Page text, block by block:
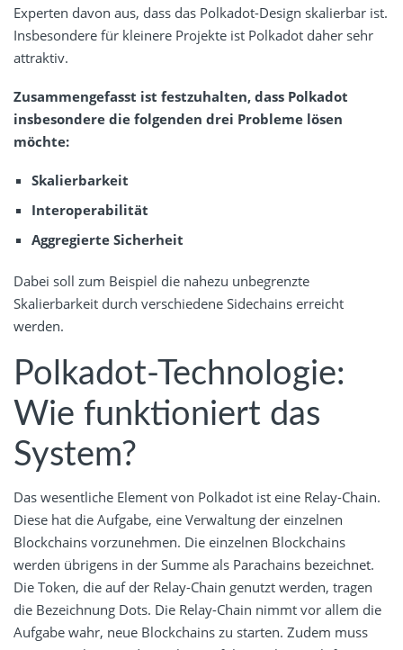
Experten davon aus, dass das Polkadot-Design skalierbar ist.
Insbesondere für kleinere Projekte ist Polkadot daher sehr
attraktiv.
Zusammengefasst ist festzuhalten, dass Polkadot
insbesondere die folgenden drei Probleme lösen
möchte:
Skalierbarkeit
Interoperabilität
Aggregierte Sicherheit
Dabei soll zum Beispiel die nahezu unbegrenzte
Skalierbarkeit durch verschiedene Sidechains erreicht
werden.
Polkadot-Technologie:
Wie funktioniert das
System?
Das wesentliche Element von Polkadot ist eine Relay-Chain.
Diese hat die Aufgabe, eine Verwaltung der einzelnen
Blockchains vorzunehmen. Die einzelnen Blockchains
werden übrigens in der Summe als Parachains bezeichnet.
Die Token, die auf der Relay-Chain genutzt werden, tragen
die Bezeichnung Dots. Die Relay-Chain nimmt vor allem die
Aufgabe wahr, neue Blockchains zu starten. Zudem muss